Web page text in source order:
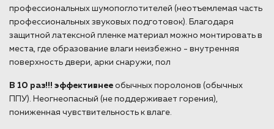
профессиональных шумопоглотителей (неотъемлемая часть
профессиональных звуковых подготовок). Благодаря
защитной латексной пленке материал можно монтировать в
места, где образование влаги неизбежно - внутренняя
поверхность двери, арки снаружи, пол
В 10 раз!!! эффективнее обычных поролонов (обычных
ППУ). Неогнеопасный (не поддерживает горения),
пониженная чувствительность к влаге.